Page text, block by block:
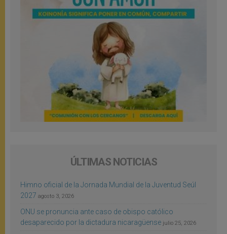
ÚLTIMAS NOTICIAS
Himno oficial de la Jornada Mundial de la Juventud Seúl
2027 agosto 3, 2026
ONU se pronuncia ante caso de obispo católico
desaparecido por la dictadura nicaragüense julio 25, 2026